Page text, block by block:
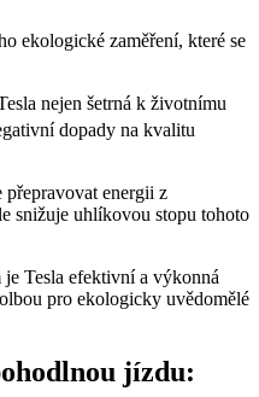
ekologické zaměření, které se
nejen šetrná k životnímu
dopady na kvalitu
přepravovat energii z
snižuje uhlíkovou stopu tohoto
Tesla efektivní a výkonná
pro ekologicky uvědomělé
jízdu: